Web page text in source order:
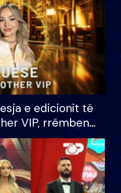
e edicionit të
VIP, rrëmben
100 mijë eurosh